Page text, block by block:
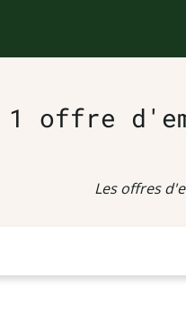
1 offre
Les offres